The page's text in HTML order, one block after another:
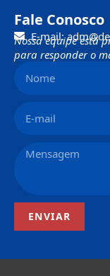
Fale Conosco
E-mail:
Nossa equipe está
para responder o
ENVIAR